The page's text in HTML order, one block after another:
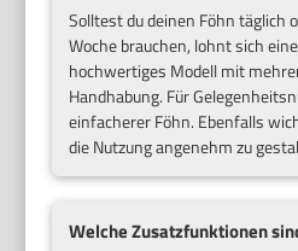
Solltest du deinen Föhn täglich
Woche brauchen, lohnt sich
hochwertiges Modell mit
Handhabung. Für
einfacherer Föhn. Ebenfalls
die Nutzung angenehm zu
Welche Zusatzfunktionen